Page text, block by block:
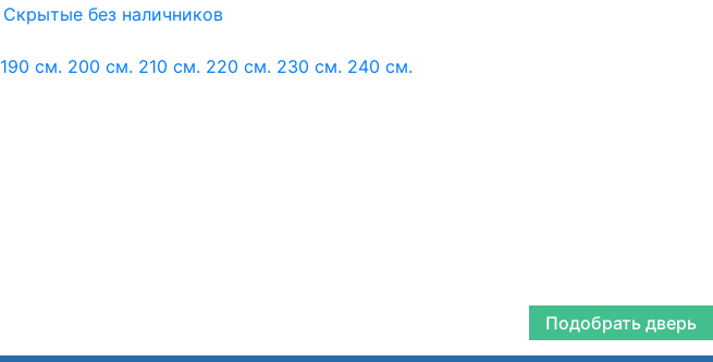
Скрытые без наличников
190 см. 200 см. 210 см. 220 см. 230 см. 240 см.
Подобрать дверь